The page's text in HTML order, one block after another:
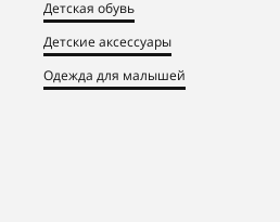
Детская обувь
Детские аксессуары
Одежда для малышей